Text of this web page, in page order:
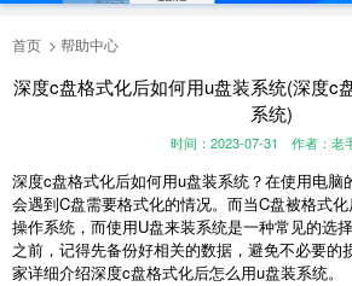
首页 帮助中心
深度c盘格式化后如何用u盘装系统(深度c
系统)
时间：2023-07-31 作者：老
深度c盘格式化后如何用u盘装系统？在使用电脑
会遇到C盘需要格式化的情况。而当C盘被格式
操作系统，而使用U盘来装系统是一种常见的选
之前，记得先备份好相关的数据，避免不必要的
家详细介绍深度c盘格式化后怎么用u盘装系统。